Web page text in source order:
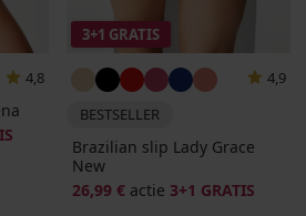
4,8
3+1 GRATIS
4,9
BESTSELLER
Brazilian slip Lady Grace
New
26,99 € actie 3+1 GRATIS